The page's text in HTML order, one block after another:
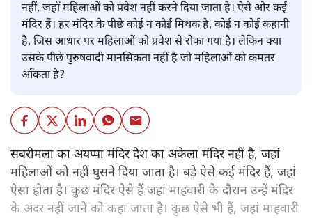
नहीं, जहाँ महिलाओं को प्रवेश नहीं करने दिया जाता है। ऐसे और कई
मंदिर हैं। हर मंदिर के पीछे कोई न कोई मिथक है, कोई न कोई कहानी
है, जिस आधार पर महिलाओं को प्रवेश से रोका गया है। लेकिन क्या
उसके पीछे पुरुषवादी मानसिकता नहीं है जो महिलाओं को कमतर
आँकता है?
सबरीमला का अयप्पा मंदिर देश का अकेला मंदिर नहीं है, जहां
महिलाओं को नहीं घुसने दिया जाता है। बड़े ऐसे कई मंदिर हैं, जहां
ऐसा होता है। कुछ मंदिर ऐसे हैं जहां माहवारी के दौरान उन्हें मंदिर
के अंदर नहीं जाने को कहा जाता है। कुछ ऐसे भी हैं, जहां माहवारी